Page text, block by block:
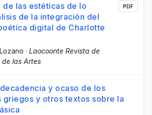
de las estéticas de lo
de la integración del
digital de Charlotte
· Laocoonte Revista de
de las Artes
PDF
y ocaso de los
griegos y otros textos sobre la